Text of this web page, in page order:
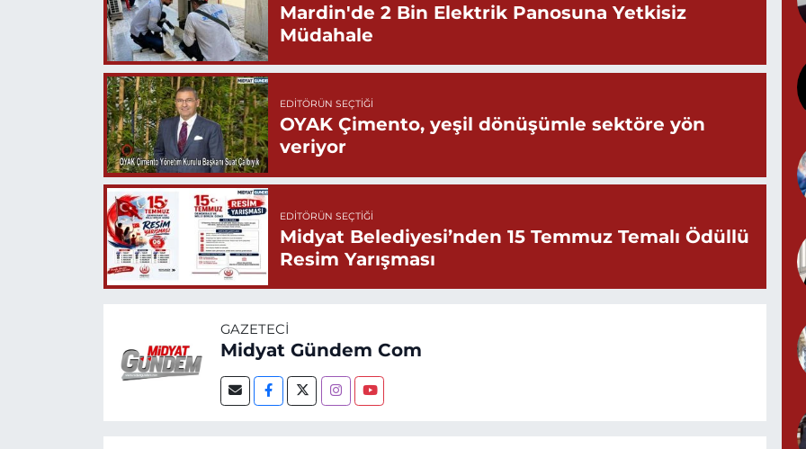
Mardin'de 2 Bin Elektrik Panosuna Yetkisiz
Müdahale
EDITÖRÜN SEÇTIĞI
OYAK Çimento, yeşil dönüşümle sektöre yön
veriyor
EDITÖRÜN SEÇTIĞI
Midyat Belediyesi’nden 15 Temmuz Temalı Ödüllü
Resim Yarışması
GAZETECI
Midyat Gündem Com